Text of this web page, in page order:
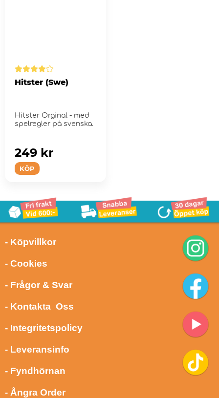
Hitster (Swe)
Hitster Orginal - med
spelregler på svenska.
KÖP
249 kr
- Köpvillkor
- Cookies
- Frågor & Svar
- Kontakta Oss
- Integritetspolicy
- Leveransinfo
- Fyndhörnan
- Ångra Order